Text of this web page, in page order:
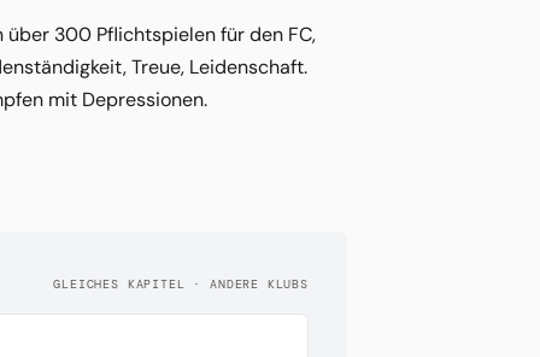
über 300 Pflichtspielen für den FC,
Treue, Leidenschaft.
mit Depressionen.
GLEICHES KAPITEL · ANDERE KLUBS